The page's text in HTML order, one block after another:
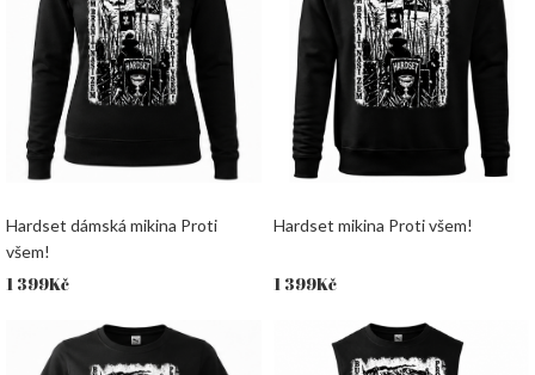
Hardset dámská mikina Proti
všem!
1 399Kč
Hardset mikina Proti všem!
1 399Kč